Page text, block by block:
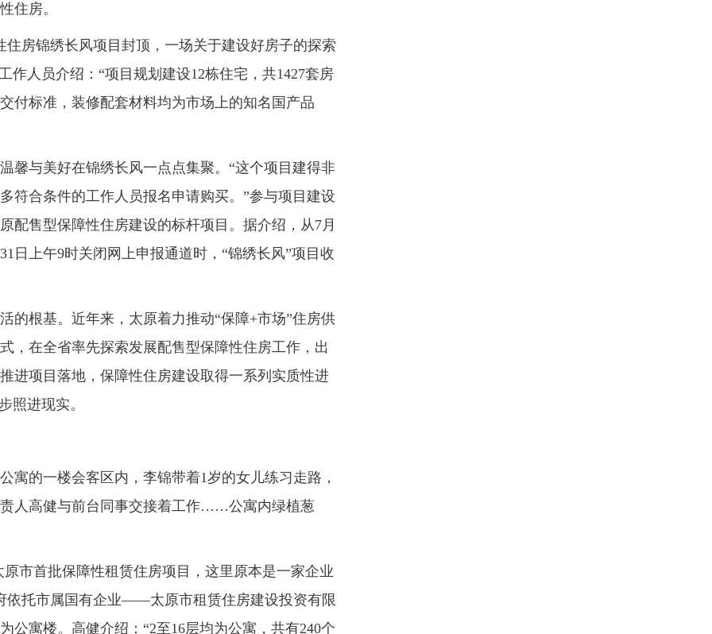
住房。
锦绣长风项目封顶，一场关于建设好房子的探索
作人员介绍：“项目规划建设12栋住宅，共1427套房
付标准，装修配套材料均为市场上的知名国产品
与美好在锦绣长风一点点集聚。“这个项目建得非
符合条件的工作人员报名申请购买。”参与项目建设
配售型保障性住房建设的标杆项目。据介绍，从7月
日上午9时关闭网上申报通道时，“锦绣长风”项目收
根基。近年来，太原着力推动“保障+市场”住房供
，在全省率先探索发展配售型保障性住房工作，出
进项目落地，保障性住房建设取得一系列实质性进
照进现实。
的一楼会客区内，李锦带着1岁的女儿练习走路，
人高健与前台同事交接着工作……公寓内绿植葱
首批保障性租赁住房项目，这里原本是一家企业
依托市属国有企业——太原市租赁住房建设投资有限
公寓楼。高健介绍：“2至16层均为公寓，共有240个